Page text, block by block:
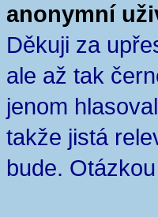
anonymní
Děkuji za
ale až tak
jenom
takže jistá
bude.